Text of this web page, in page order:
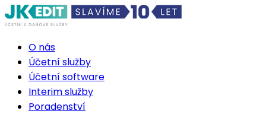
O nás
Účetní služby
Účetní software
Interim služby
Poradenství